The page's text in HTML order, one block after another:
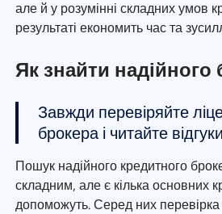
але й у розумінні складних умов
результаті економить час та
Як знайти надійного
Завжди перевіряйте
брокера і читайте
Пошук надійного кредитного
складним, але є кілька основних
допоможуть. Серед них перевірка